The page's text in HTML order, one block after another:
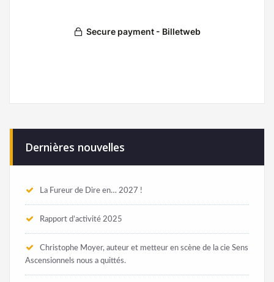
Dernières nouvelles
La Fureur de Dire en… 2027 !
Rapport d’activité 2025
Christophe Moyer, auteur et metteur en scène de la cie Sens
Ascensionnels nous a quittés.